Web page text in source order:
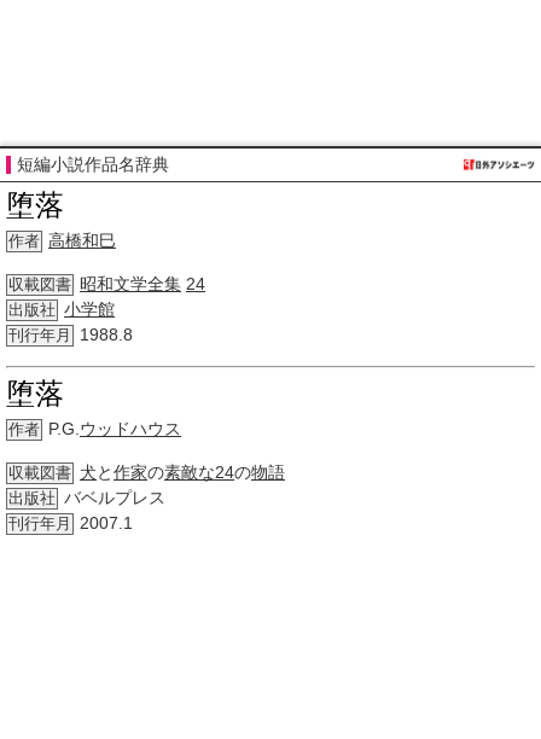
短編小説作品名辞典
堕落
作者 高橋和巳
収載図書 昭和文学全集 24
出版社 小学館
刊行年月 1988.8
堕落
作者 P.G. ウッドハウス
収載図書 犬と作家の素敵な24の物語
出版社 バベルプレス
刊行年月 2007.1